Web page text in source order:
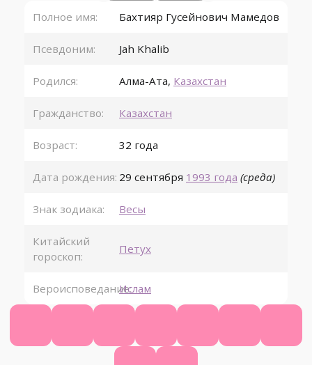
Полное имя: Бахтияр Гусейнович Мамедов
Псевдоним: Jah Khalib
Родился: Алма-Ата, Казахстан
Гражданство: Казахстан
Возраст: 32 года
Дата рождения: 29 сентября 1993 года (среда)
Знак зодиака: Весы
Китайский
гороскоп:
Петух
Вероисповедание:Ислам